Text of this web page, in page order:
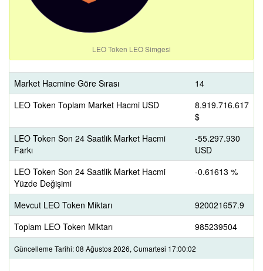
LEO Token LEO Simgesi
Market Hacmine Göre Sırası
14
LEO Token Toplam Market Hacmi USD
8.919.716.617
$
LEO Token Son 24 Saatlik Market Hacmi
Farkı
-55.297.930
USD
LEO Token Son 24 Saatlik Market Hacmi
Yüzde Değişimi
-0.61613 %
Mevcut LEO Token Miktarı
920021657.9
Toplam LEO Token Miktarı
985239504
Güncelleme Tarihi: 08 Ağustos 2026, Cumartesi 17:00:02